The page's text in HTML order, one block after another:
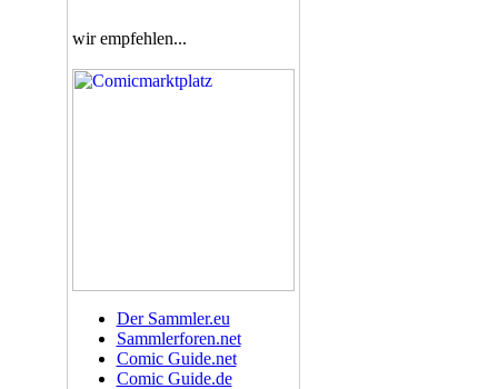
wir empfehlen...
Der Sammler.eu
Sammlerforen.net
Comic Guide.net
Comic Guide.de